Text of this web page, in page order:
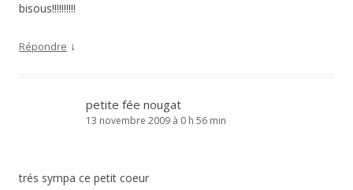
bisous!!!!!!!!!!
Répondre ↓
petite fée nougat
13 novembre 2009 à 0 h 56 min
trés sympa ce petit coeur